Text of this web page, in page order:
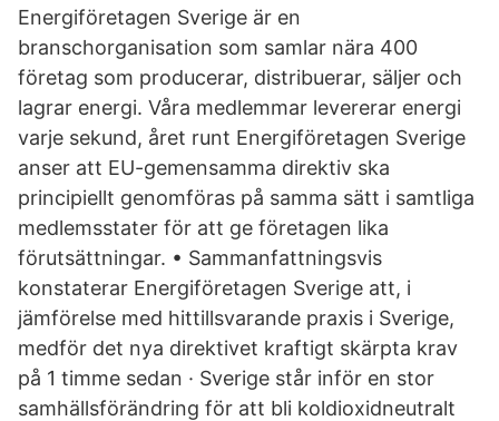
Energiföretagen Sverige är en
branschorganisation som samlar nära 400
företag som producerar, distribuerar, säljer och
lagrar energi. Våra medlemmar levererar energi
varje sekund, året runt Energiföretagen Sverige
anser att EU-gemensamma direktiv ska
principiellt genomföras på samma sätt i samtliga
medlemsstater för att ge företagen lika
förutsättningar. • Sammanfattningsvis
konstaterar Energiföretagen Sverige att, i
jämförelse med hittillsvarande praxis i Sverige,
medför det nya direktivet kraftigt skärpta krav
på 1 timme sedan · Sverige står inför en stor
samhällsförändring för att bli koldioxidneutralt